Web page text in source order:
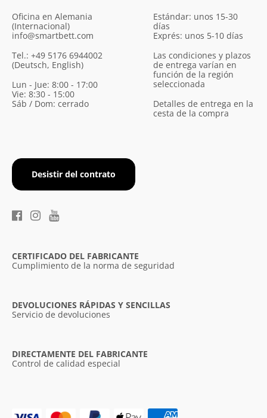
Oficina en Alemania
(Internacional)
info@smartbett.com
Tel.: +49 5176 6944002
(Deutsch, English)
Lun - Jue: 8:00 - 17:00
Vie: 8:30 - 15:00
Sáb / Dom: cerrado
Desistir del contrato
Estándar: unos 15-30
días
Exprés: unos 5-10 días
Las condiciones y plazos
de entrega varían en
función de la región
seleccionada
Detalles de entrega en la
cesta de la compra
CERTIFICADO DEL FABRICANTE
Cumplimiento de la norma de seguridad
DEVOLUCIONES RÁPIDAS Y SENCILLAS
Servicio de devoluciones
DIRECTAMENTE DEL FABRICANTE
Control de calidad especial